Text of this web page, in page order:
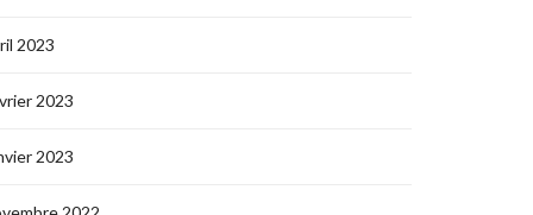
2023
2023
2023